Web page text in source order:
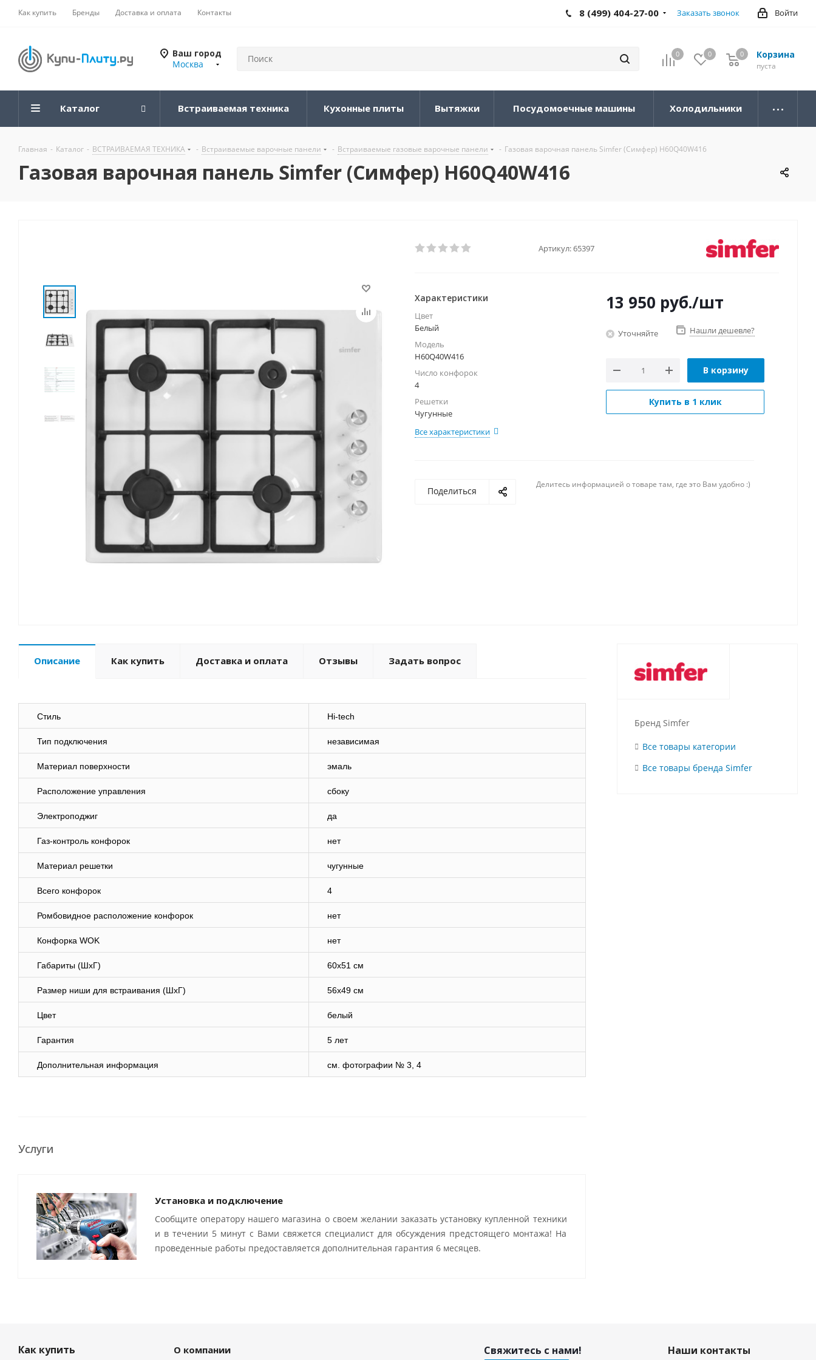
Как купить Бренды Доставка и оплата Контакты Войти
8 (499) 404-27-00 Заказать звонок
Ваш город
Москва
0 0 Корзина
0
пуста
0
Каталог Встраиваемая техника Кухонные плиты Вытяжки Посудомоечные машины Холодильники
Главная - Каталог - ВСТРАИВАЕМАЯ ТЕХНИКА - Встраиваемые варочные панели - Встраиваемые газовые варочные панели - Газовая варочная панель Simfer (Симфер) H60Q40W416
Газовая варочная панель Simfer (Симфер) H60Q40W416
Артикул:65397
Характеристики
Цвет
Белый
Модель
H60Q40W416
Число конфорок
4
Решетки
Чугунные
Все характеристики
13 950 руб./шт
Уточняйте Нашли дешевле?
В корзину
Купить в 1 клик
Поделиться
Делитесь информацией о товаре там, где это Вам удобно :)
Описание Как купить Доставка и оплата Отзывы Задать вопрос
Стиль Hi-tech
Тип подключения независимая
Материал поверхности эмаль
Расположение управления сбоку
Электроподжиг да
Газ-контроль конфорок нет
Материал решетки чугунные
Всего конфорок 4
Ромбовидное расположение конфорок нет
Конфорка WOK нет
Габариты (ШхГ) 60х51 см
Размер ниши для встраивания (ШхГ) 56х49 см
Цвет белый
Гарантия 5 лет
Дополнительная информация см. фотографии № 3, 4
Услуги
Установка и подключение
Сообщите оператору нашего магазина о своем желании заказать установку купленной техники
и в течении 5 минут с Вами свяжется специалист для обсуждения предстоящего монтажа! На
проведенные работы предоставляется дополнительная гарантия 6 месяцев.
Бренд Simfer
Все товары категории
Все товары бренда Simfer
Как купить О компании Свяжитесь с нами! Наши контакты